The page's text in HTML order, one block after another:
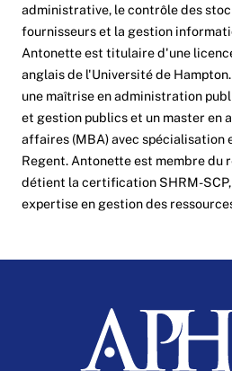
administrative, le contrôle des
fournisseurs et la gestion
Antonette est titulaire d'une
anglais de l'Université de
une maîtrise en administration
et gestion publics et un master en
affaires (MBA) avec spécialisation
Regent. Antonette est membre du
détient la certification SHRM-
expertise en gestion des